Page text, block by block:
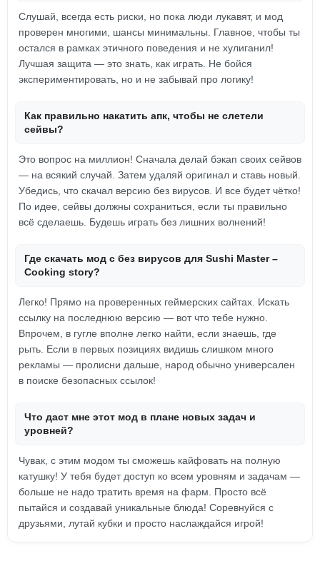
Слушай, всегда есть риски, но пока люди лукавят, и мод
проверен многими, шансы минимальны. Главное, чтобы ты
остался в рамках этичного поведения и не хулиганил!
Лучшая защита — это знать, как играть. Не бойся
экспериментировать, но и не забывай про логику!
Как правильно накатить апк, чтобы не слетели
сейвы?
Это вопрос на миллион! Сначала делай бэкап своих сейвов
— на всякий случай. Затем удаляй оригинал и ставь новый.
Убедись, что скачал версию без вирусов. И все будет чётко!
По идее, сейвы должны сохраниться, если ты правильно
всё сделаешь. Будешь играть без лишних волнений!
Где скачать мод с без вирусов для Sushi Master –
Cooking story?
Легко! Прямо на проверенных геймерских сайтах. Искать
ссылку на последнюю версию — вот что тебе нужно.
Впрочем, в гугле вполне легко найти, если знаешь, где
рыть. Если в первых позициях видишь слишком много
рекламы — пролисни дальше, народ обычно универсален
в поиске безопасных ссылок!
Что даст мне этот мод в плане новых задач и
уровней?
Чувак, с этим модом ты сможешь кайфовать на полную
катушку! У тебя будет доступ ко всем уровням и задачам —
больше не надо тратить время на фарм. Просто всё
пытайся и создавай уникальные блюда! Соревнуйся с
друзьями, лутай кубки и просто наслаждайся игрой!